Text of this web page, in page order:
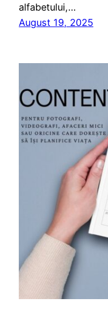
alfabetului,…
August 19, 2025